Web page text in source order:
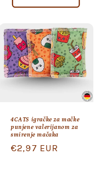
4CATS igračke za mačke
punjene valerijanom za
smirenje mačaka
Regular
€2,97 EUR